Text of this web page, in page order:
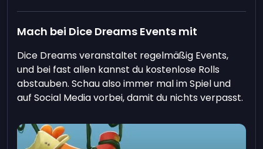
Mach bei Dice Dreams Events mit
Dice Dreams veranstaltet regelmäßig Events,
und bei fast allen kannst du kostenlose Rolls
abstauben. Schau also immer mal im Spiel und
auf Social Media vorbei, damit du nichts verpasst.